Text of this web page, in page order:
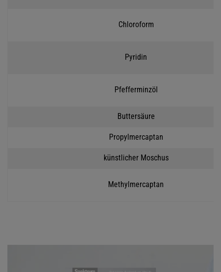
Chloroform
Pyridin
Pfefferminzöl
Buttersäure
Propylmercaptan
künstlicher Moschus
Methylmercaptan